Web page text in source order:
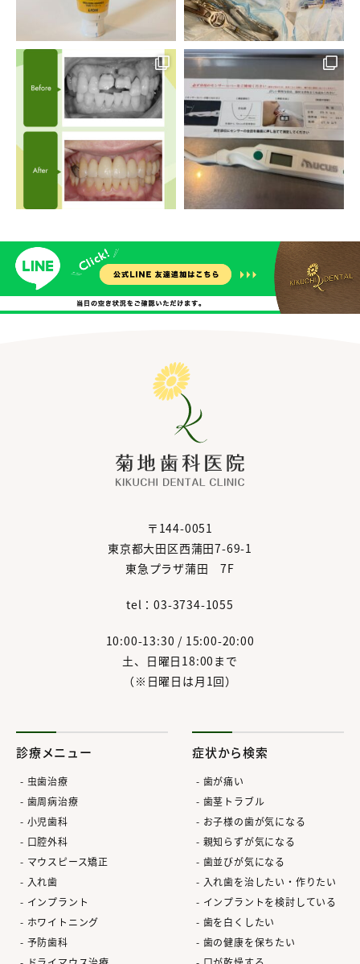
〒144-0051
東京都大田区西蒲田7-69-1
東急プラザ蒲田 7F
tel：03-3734-1055
10:00-13:30 / 15:00-20:00
土、日曜日18:00まで
（※日曜日は月1回）
診療メニュー
虫歯治療
歯周病治療
小児歯科
口腔外科
マウスピース矯正
入れ歯
インプラント
ホワイトニング
予防歯科
症状から検索
歯が痛い
歯茎トラブル
お子様の歯が気になる
親知らずが気になる
歯並びが気になる
入れ歯を治したい・作りたい
インプラントを検討している
歯を白くしたい
歯の健康を保ちたい